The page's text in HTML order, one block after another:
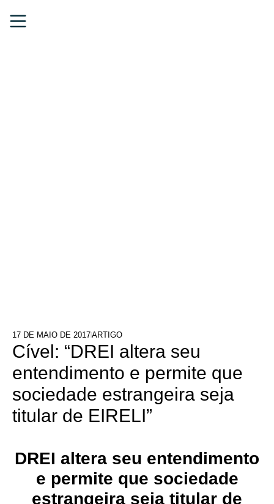
17 DE MAIO DE 2017ARTIGO
Cível: “DREI altera seu
entendimento e permite que
sociedade estrangeira seja
titular de EIRELI”
DREI altera seu entendimento
e permite que sociedade
estrangeira seja titular de